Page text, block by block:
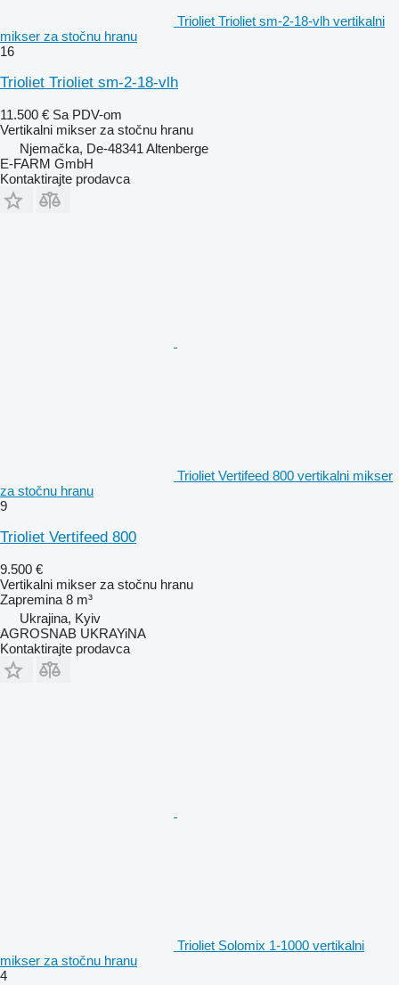
Trioliet Trioliet sm-2-18-vlh vertikalni
mikser za stočnu hranu
16
Trioliet Trioliet sm-2-18-vlh
11.500 € Sa PDV-om
Vertikalni mikser za stočnu hranu
Njemačka, De-48341 Altenberge
E-FARM GmbH
Kontaktirajte prodavca
Trioliet Vertifeed 800 vertikalni mikser
za stočnu hranu
9
Trioliet Vertifeed 800
9.500 €
Vertikalni mikser za stočnu hranu
Zapremina 8 m³
Ukrajina, Kyiv
AGROSNAB UKRAYiNA
Kontaktirajte prodavca
Trioliet Solomix 1-1000 vertikalni
mikser za stočnu hranu
4